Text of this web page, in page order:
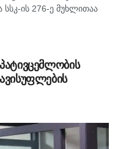
სსკ-ის 276-ე მუხლითაა
უსაფრთხოების ან